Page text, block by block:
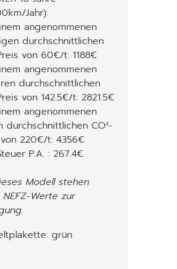
Jahr):
angenommenen
durchschnittlichen
von 60€/t: 1188€
angenommenen
durchschnittlichen
von 142.5€/t: 2821.5€
angenommenen
durchschnittlichen CO²-
220€/t: 4356€
P.A. : 267.4€
Modell stehen
Werte zur
grün